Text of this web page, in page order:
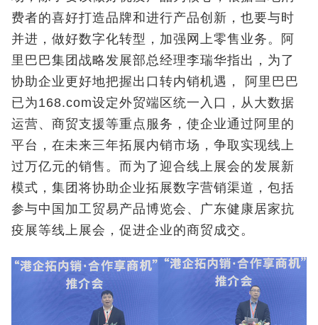
费者的喜好打造品牌和进行产品创新，也要与时
并进，做好数字化转型，加强网上零售业务。阿
里巴巴集团战略发展部总经理李瑞华指出，为了
协助企业更好地把握出口转内销机遇， 阿里巴巴
已为168.com设定外贸端区统一入口，从大数据
运营、商贸支援等重点服务，使企业通过阿里的
平台，在未来三年拓展内销市场，争取实现线上
过万亿元的销售。而为了迎合线上展会的发展新
模式，集团将协助企业拓展数字营销渠道，包括
参与中国加工贸易产品博览会、广东健康居家抗
疫展等线上展会，促进企业的商贸成交。